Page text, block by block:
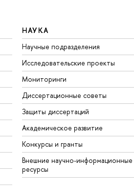
НАУКА
Научные подразделения
Исследовательские проекты
Мониторинги
Диссертационные советы
Защиты диссертаций
Академическое развитие
Конкурсы и гранты
Внешние научно-информационные
ресурсы